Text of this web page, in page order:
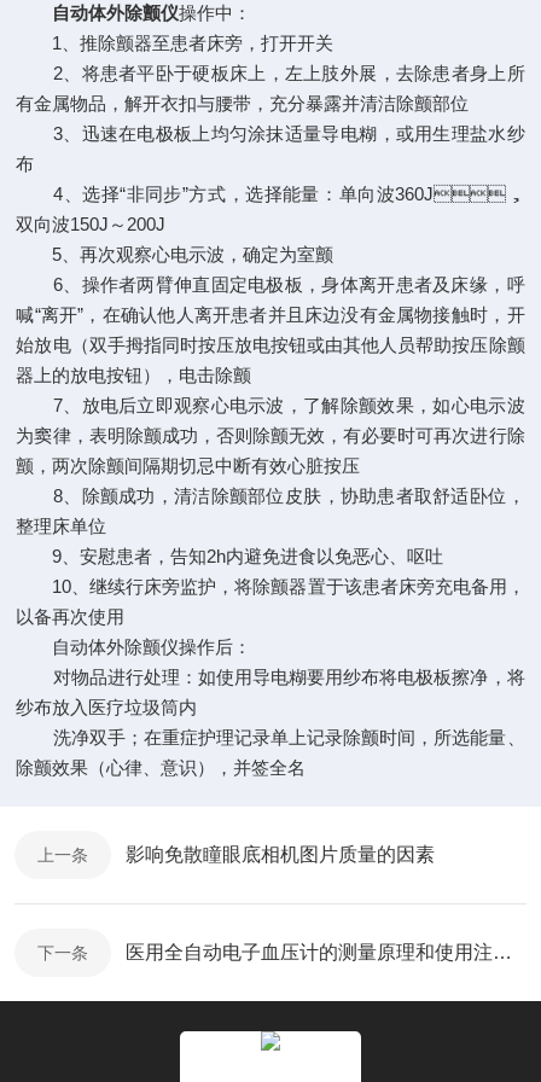
自动体外除颤仪操作中：
1、推除颤器至患者床旁，打开开关
2、将患者平卧于硬板床上，左上肢外展，去除患者身上所
有金属物品，解开衣扣与腰带，充分暴露并清洁除颤部位
3、迅速在电极板上均匀涂抹适量导电糊，或用生理盐水纱
布
4、选择“非同步”方式，选择能量：单向波360J，
双向波150J～200J
5、再次观察心电示波，确定为室颤
6、操作者两臂伸直固定电极板，身体离开患者及床缘，呼
喊“离开”，在确认他人离开患者并且床边没有金属物接触时，开
始放电（双手拇指同时按压放电按钮或由其他人员帮助按压除颤
器上的放电按钮），电击除颤
7、放电后立即观察心电示波，了解除颤效果，如心电示波
为窦律，表明除颤成功，否则除颤无效，有必要时可再次进行除
颤，两次除颤间隔期切忌中断有效心脏按压
8、除颤成功，清洁除颤部位皮肤，协助患者取舒适卧位，
整理床单位
9、安慰患者，告知2h内避免进食以免恶心、呕吐
10、继续行床旁监护，将除颤器置于该患者床旁充电备用，
以备再次使用
自动体外除颤仪操作后：
对物品进行处理：如使用导电糊要用纱布将电极板擦净，将
纱布放入医疗垃圾筒内
洗净双手；在重症护理记录单上记录除颤时间，所选能量、
除颤效果（心律、意识），并签全名
上一条 影响免散瞳眼底相机图片质量的因素
下一条 医用全自动电子血压计的测量原理和使用注意事项